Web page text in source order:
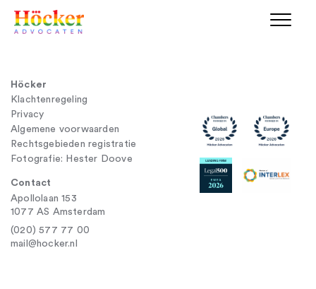
Höcker
Klachtenregeling
Privacy
Algemene voorwaarden
Rechtsgebieden registratie
Fotografie: Hester Doove
Contact
Apollolaan 153
1077 AS Amsterdam
(020) 577 77 00
mail@hocker.nl